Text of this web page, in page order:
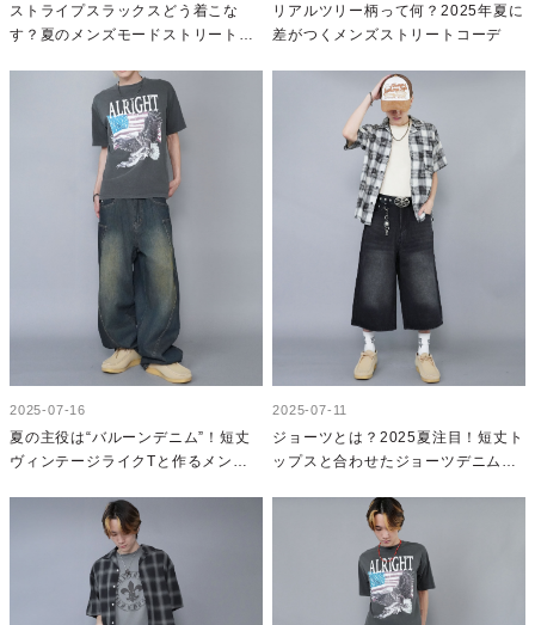
ストライプスラックスどう着こな
す？夏のメンズモードストリートコ
リアルツリー柄って何？2025年夏に
差がつくメンズストリートコーデ
2025-07-16
夏の主役は“バルーンデニム”！短丈
ヴィンテージライクTと作るメンズ
2025-07-11
ジョーツとは？2025夏注目！短丈ト
ップスと合わせたジョーツデニムコ